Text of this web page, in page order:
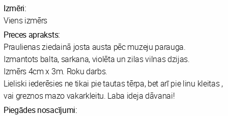
Izmēri:
Viens izmērs
Preces apraksts:
Praulienas ziedainā josta austa pēc muzeju parauga.
Izmantots balta, sarkana, violēta un zilas vilnas dzijas.
Izmērs 4cm x 3m. Roku darbs.
Lieliski iederēsies ne tikai pie tautas tērpa, bet arī pie linu kleitas ,
vai greznos mazo vakarkleitu. Laba ideja dāvanai!
Piegādes nosacījumi: